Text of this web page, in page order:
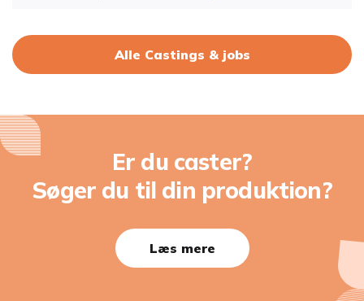
Alle Castings & jobs
Er du caster?
Søger du til din produktion?
Læs mere